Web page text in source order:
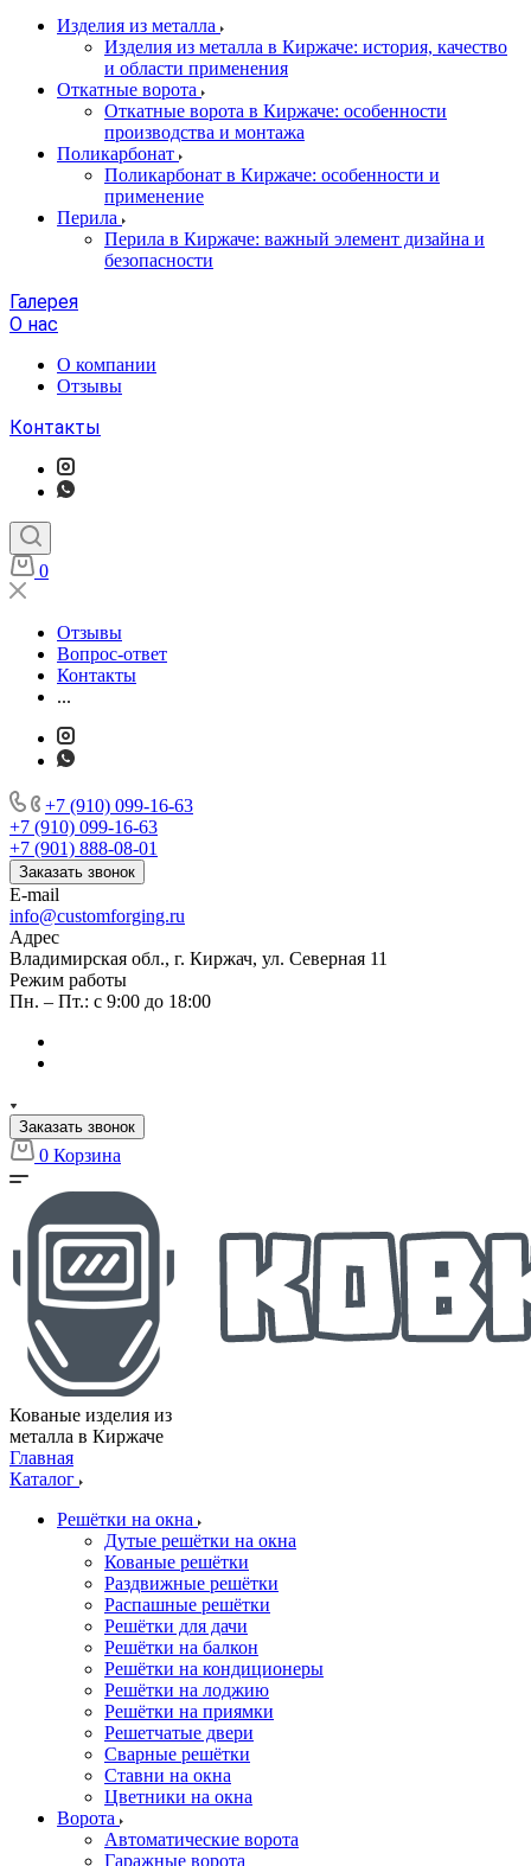
Изделия из металла
Изделия из металла в Киржаче: история, качество
и области применения
Откатные ворота
Откатные ворота в Киржаче: особенности
производства и монтажа
Поликарбонат
Поликарбонат в Киржаче: особенности и
применение
Перила
Перила в Киржаче: важный элемент дизайна и
безопасности
Галерея
О нас
О компании
Отзывы
Контакты
0
Отзывы
Вопрос-ответ
Контакты
...
+7 (910) 099-16-63
+7 (910) 099-16-63
+7 (901) 888-08-01
Заказать звонок
E-mail
info@customforging.ru
Адрес
Владимирская обл., г. Киржач, ул. Северная 11
Режим работы
Пн. – Пт.: с 9:00 до 18:00
Заказать звонок
0 Корзина
Кованые изделия из
металла в Киржаче
Главная
Каталог
Решётки на окна
Дутые решётки на окна
Кованые решётки
Раздвижные решётки
Распашные решётки
Решётки для дачи
Решётки на балкон
Решётки на кондиционеры
Решётки на лоджию
Решётки на приямки
Решетчатые двери
Сварные решётки
Ставни на окна
Цветники на окна
Ворота
Автоматические ворота
Гаражные ворота